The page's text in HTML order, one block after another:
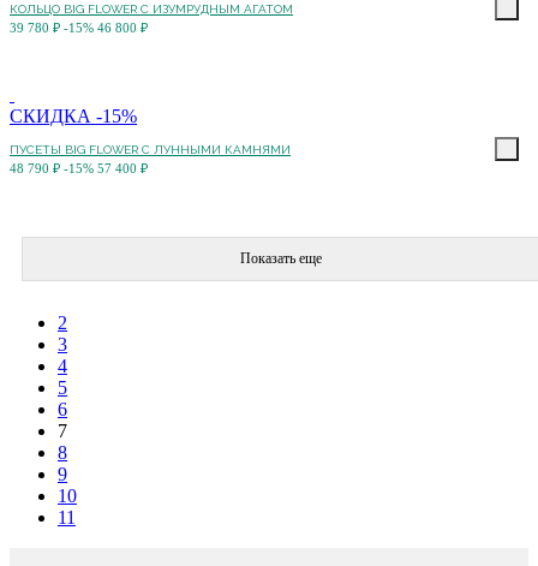
КОЛЬЦО BIG FLOWER С ИЗУМРУДНЫМ АГАТОМ
39 780 ₽ -15% 46 800 ₽
СКИДКА -15%
ПУСЕТЫ BIG FLOWER С ЛУННЫМИ КАМНЯМИ
48 790 ₽ -15% 57 400 ₽
Показать еще
2
3
4
5
6
7
8
9
10
11